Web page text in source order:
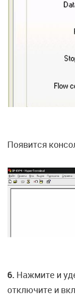
Появится
6. Нажмите и
отключите и